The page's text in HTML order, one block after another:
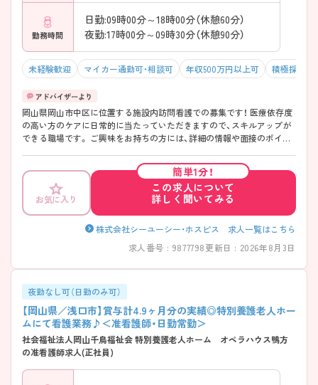
勤務時間
日勤:09時00分～18時00分（休憩60分）
夜勤:17時00分～09時30分（休憩90分）
未経験歓迎 マイカー通勤可・相談可 年収500万円以上可 積極採用中
岡山県岡山市中区に位置する施設内訪問看護での募集です！ 医療依存度
の高い方のケアに日常的に当たっていただきますので、スキルアップが
できる職場です。 ご興味をお持ちの方には、詳細の情報や面接のポイン
お気に入り
簡単1分！
この求人について
詳しく聞いてみる
株式会社シーユーシー・ホスピス 求人一覧はこちら
求人番号 : 9877798更新日 : 2026年8月3日
夜勤なし可（日勤のみ可）
【岡山県／浅口市】賞与計4.9ヶ月分の実績◎特別養護老人ホー
ムにて看護業務♪＜准看護師・日勤常勤＞
社会福祉法人岡山千鳥福祉会 特別養護老人ホーム オペラハウス鴨方
の准看護師求人(正社員)